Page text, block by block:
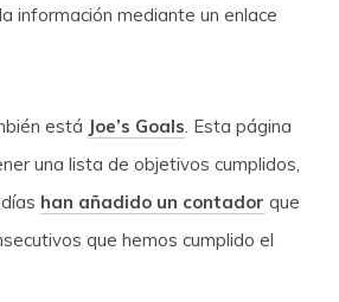
información mediante un enlace
está Joe’s Goals. Esta página
una lista de objetivos cumplidos,
han añadido un contador que
que hemos cumplido el